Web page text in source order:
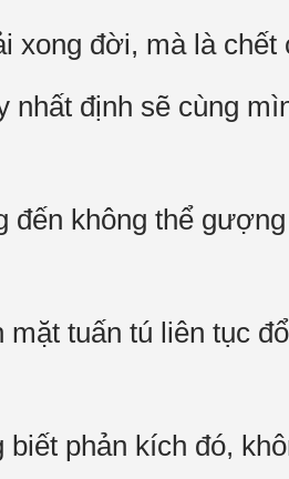
xong đời, mà là chết
nhất định sẽ cùng
không thể
tuấn tú liên tục
phản kích đó,